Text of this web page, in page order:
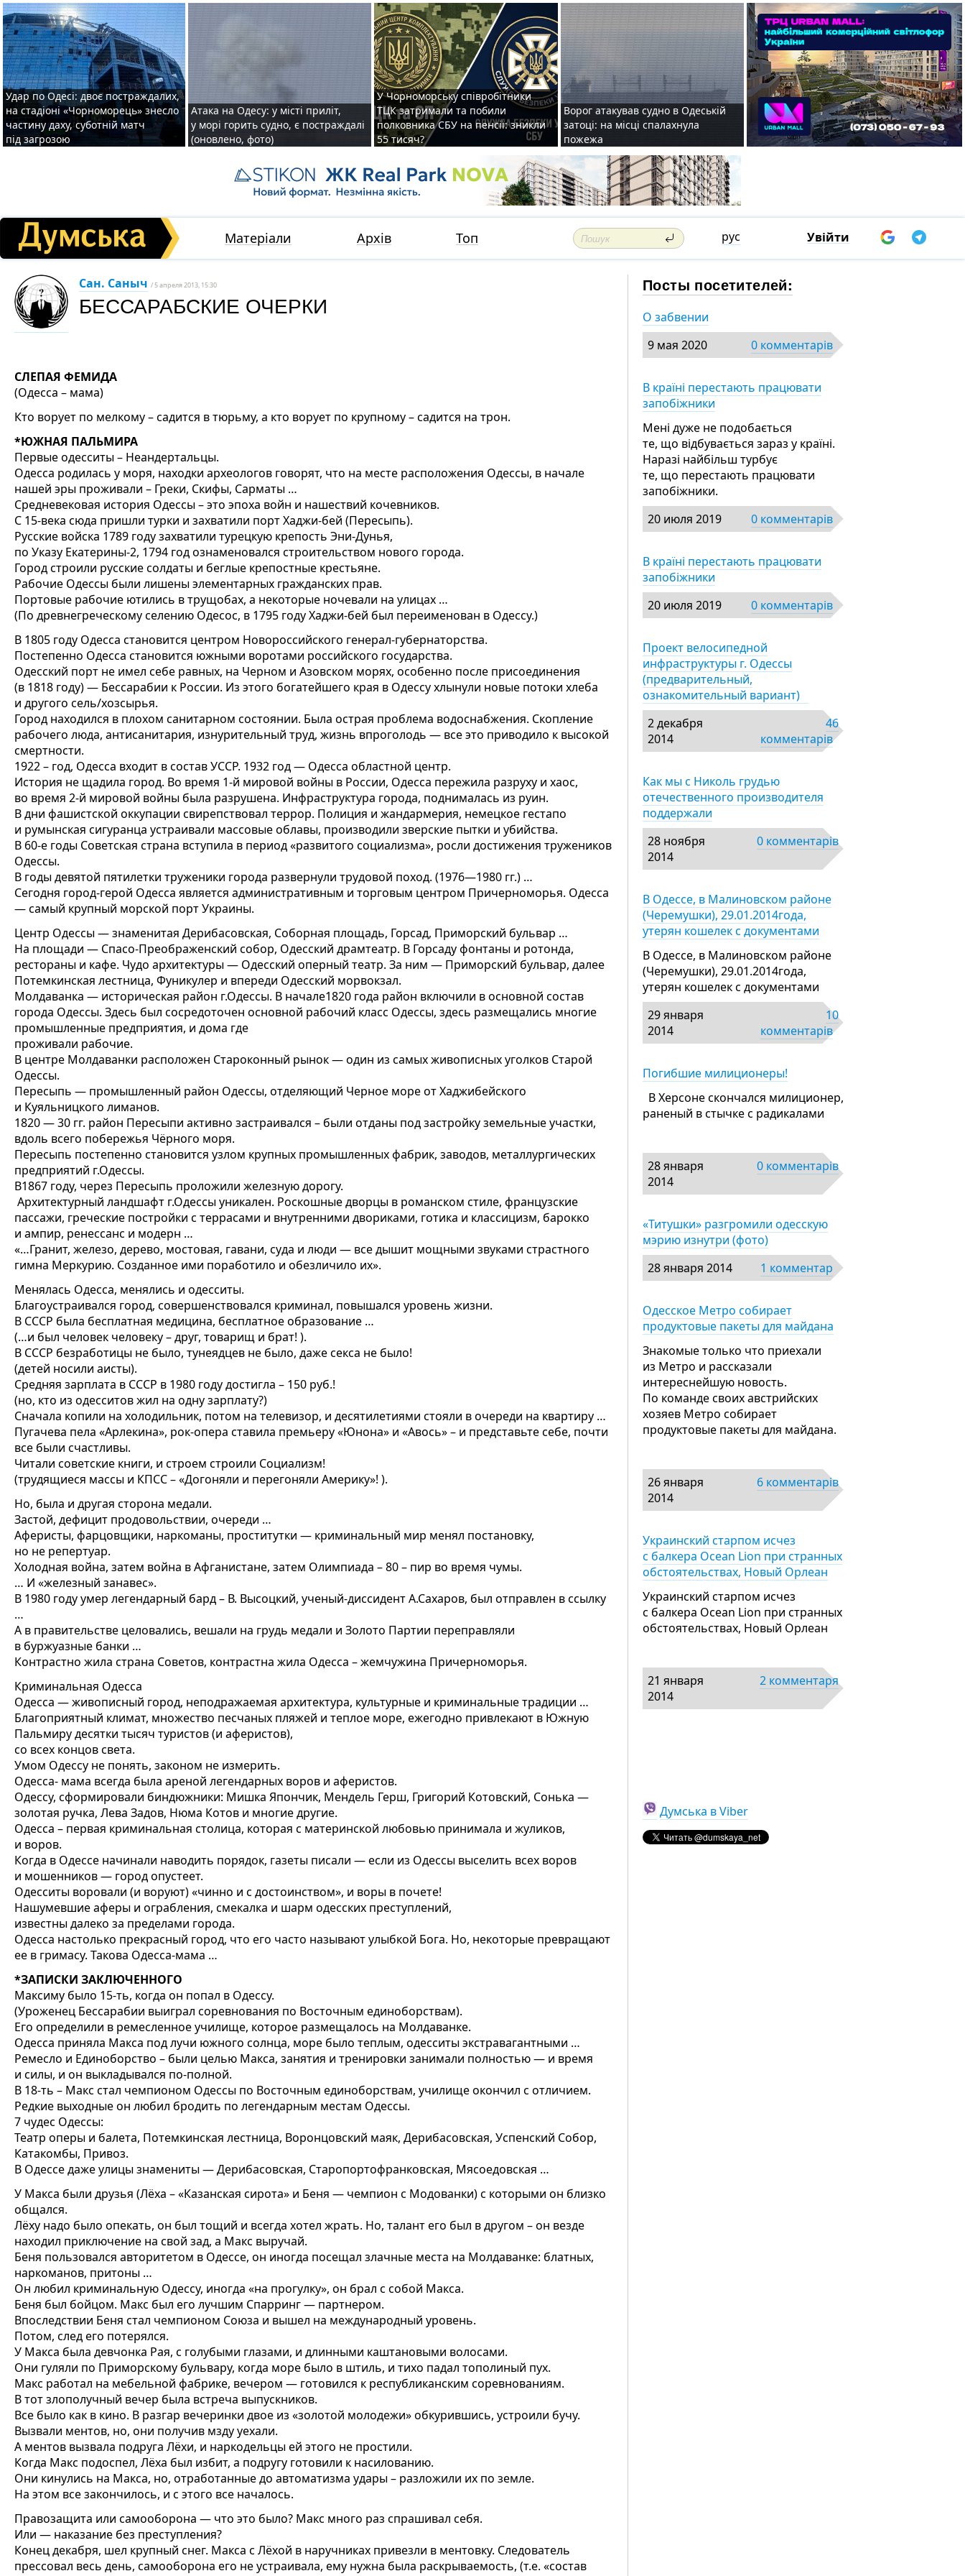
Удар по Одесі: двоє постраждалих,
на стадіоні «Чорноморець» знесло
частину даху, суботній матч
під загрозою
Атака на Одесу: у місті приліт,
у морі горить судно, є постраждалі
(оновлено, фото)
У Чорноморську співробітники
ТЦК затримали та побили
полковника СБУ на пенсії: зникли
55 тисяч?
Ворог атакував судно в Одеській
затоці: на місці спалахнула
пожежа
Матеріали Архів Топ рус Увійти
Сан. Саныч / 5 апреля 2013, 15:30
БЕССАРАБСКИЕ ОЧЕРКИ
СЛЕПАЯ ФЕМИДА
(Одесса – мама)
Кто ворует по мелкому – садится в тюрьму, а кто ворует по крупному – садится на трон.
*ЮЖНАЯ ПАЛЬМИРА
Первые одесситы – Неандертальцы.
Одесса родилась у моря, находки археологов говорят, что на месте расположения Одессы, в начале
нашей эры проживали – Греки, Скифы, Сарматы …
Средневековая история Одессы – это эпоха войн и нашествий кочевников.
С 15-века сюда пришли турки и захватили порт Хаджи-бей (Пересыпь).
Русские войска 1789 году захватили турецкую крепость Эни-Дунья,
по Указу Екатерины-2, 1794 год ознаменовался строительством нового города.
Город строили русские солдаты и беглые крепостные крестьяне.
Рабочие Одессы были лишены элементарных гражданских прав.
Портовые рабочие ютились в трущобах, а некоторые ночевали на улицах …
(По древнегреческому селению Одесос, в 1795 году Хаджи-бей был переименован в Одессу.)
В 1805 году Одесса становится центром Новороссийского генерал-губернаторства.
Постепенно Одесса становится южными воротами российского государства.
Одесский порт не имел себе равных, на Черном и Азовском морях, особенно после присоединения
(в 1818 году) — Бессарабии к России. Из этого богатейшего края в Одессу хлынули новые потоки хлеба
и другого сель/хозсырья.
Город находился в плохом санитарном состоянии. Была острая проблема водоснабжения. Скопление
рабочего люда, антисанитария, изнурительный труд, жизнь впроголодь — все это приводило к высокой
смертности.
1922 – год, Одесса входит в состав УССР. 1932 год — Одесса областной центр.
История не щадила город. Во время 1-й мировой войны в России, Одесса пережила разруху и хаос,
во время 2-й мировой войны была разрушена. Инфраструктура города, поднималась из руин.
В дни фашистской оккупации свирепствовал террор. Полиция и жандармерия, немецкое гестапо
и румынская сигуранца устраивали массовые облавы, производили зверские пытки и убийства.
В 60-е годы Советская страна вступила в период «развитого социализма», росли достижения тружеников
Одессы.
В годы девятой пятилетки труженики города развернули трудовой поход. (1976—1980 гг.) …
Сегодня город-герой Одесса является административным и торговым центром Причерноморья. Одесса
— самый крупный морской порт Украины.
Центр Одессы — знаменитая Дерибасовская, Соборная площадь, Горсад, Приморский бульвар …
На площади — Спасо-Преображенский собор, Одесский драмтеатр. В Горсаду фонтаны и ротонда,
рестораны и кафе. Чудо архитектуры — Одесский оперный театр. За ним — Приморский бульвар, далее
Потемкинская лестница, Фуникулер и впереди Одесский морвокзал.
Молдаванка — историческая район г.Одессы. В начале1820 года район включили в основной состав
города Одессы. Здесь был сосредоточен основной рабочий класс Одессы, здесь размещались многие
промышленные предприятия, и дома где
проживали рабочие.
В центре Молдаванки расположен Староконный рынок — один из самых живописных уголков Старой
Одессы.
Пересыпь — промышленный район Одессы, отделяющий Черное море от Хаджибейского
и Куяльницкого лиманов.
1820 — 30 гг. район Пересыпи активно застраивался – были отданы под застройку земельные участки,
вдоль всего побережья Чёрного моря.
Пересыпь постепенно становится узлом крупных промышленных фабрик, заводов, металлургических
предприятий г.Одессы.
В1867 году, через Пересыпь проложили железную дорогу.
Архитектурный ландшафт г.Одессы уникален. Роскошные дворцы в романском стиле, французские
пассажи, греческие постройки с террасами и внутренними двориками, готика и классицизм, барокко
и ампир, ренессанс и модерн …
«…Гранит, железо, дерево, мостовая, гавани, суда и люди — все дышит мощными звуками страстного
гимна Меркурию. Созданное ими поработило и обезличило их».
Менялась Одесса, менялись и одесситы.
Благоустраивался город, совершенствовался криминал, повышался уровень жизни.
В СССР была бесплатная медицина, бесплатное образование …
(…и был человек человеку – друг, товарищ и брат! ).
В СССР безработицы не было, тунеядцев не было, даже секса не было!
(детей носили аисты).
Средняя зарплата в СССР в 1980 году достигла – 150 руб.!
(но, кто из одесситов жил на одну зарплату?)
Сначала копили на холодильник, потом на телевизор, и десятилетиями стояли в очереди на квартиру …
Пугачева пела «Арлекина», рок-опера ставила премьеру «Юнона» и «Авось» – и представьте себе, почти
все были счастливы.
Читали советские книги, и строем строили Социализм!
(трудящиеся массы и КПСС – «Догоняли и перегоняли Америку»! ).
Но, была и другая сторона медали.
Застой, дефицит продовольствии, очереди …
Аферисты, фарцовщики, наркоманы, проститутки — криминальный мир менял постановку,
но не репертуар.
Холодная война, затем война в Афганистане, затем Олимпиада – 80 – пир во время чумы.
… И «железный занавес».
В 1980 году умер легендарный бард – В. Высоцкий, ученый-диссидент А.Сахаров, был отправлен в ссылку
…
А в правительстве целовались, вешали на грудь медали и Золото Партии переправляли
в буржуазные банки …
Контрастно жила страна Советов, контрастна жила Одесса – жемчужина Причерноморья.
Криминальная Одесса
Одесса — живописный город, неподражаемая архитектура, культурные и криминальные традиции …
Благоприятный климат, множество песчаных пляжей и теплое море, ежегодно привлекают в Южную
Пальмиру десятки тысяч туристов (и аферистов),
со всех концов света.
Умом Одессу не понять, законом не измерить.
Одесса- мама всегда была ареной легендарных воров и аферистов.
Одессу, сформировали биндюжники: Мишка Япончик, Мендель Герш, Григорий Котовский, Сонька —
золотая ручка, Лева Задов, Нюма Котов и многие другие.
Одесса – первая криминальная столица, которая с материнской любовью принимала и жуликов,
и воров.
Когда в Одессе начинали наводить порядок, газеты писали — если из Одессы выселить всех воров
и мошенников — город опустеет.
Одесситы воровали (и воруют) «чинно и с достоинством», и воры в почете!
Нашумевшие аферы и ограбления, смекалка и шарм одесских преступлений,
известны далеко за пределами города.
Одесса настолько прекрасный город, что его часто называют улыбкой Бога. Но, некоторые превращают
ее в гримасу. Такова Одесса-мама …
*ЗАПИСКИ ЗАКЛЮЧЕННОГО
Максиму было 15-ть, когда он попал в Одессу.
(Уроженец Бессарабии выиграл соревнования по Восточным единоборствам).
Его определили в ремесленное училище, которое размещалось на Молдаванке.
Одесса приняла Макса под лучи южного солнца, море было теплым, одесситы экстравагантными …
Ремесло и Единоборство – были целью Макса, занятия и тренировки занимали полностью — и время
и силы, и он выкладывался по-полной.
В 18-ть – Макс стал чемпионом Одессы по Восточным единоборствам, училище окончил с отличием.
Редкие выходные он любил бродить по легендарным местам Одессы.
7 чудес Одессы:
Театр оперы и балета, Потемкинская лестница, Воронцовский маяк, Дерибасовская, Успенский Собор,
Катакомбы, Привоз.
В Одессе даже улицы знамениты — Дерибасовская, Старопортофранковская, Мясоедовская …
У Макса были друзья (Лёха – «Казанская сирота» и Беня — чемпион с Модованки) с которыми он близко
общался.
Лёху надо было опекать, он был тощий и всегда хотел жрать. Но, талант его был в другом – он везде
находил приключение на свой зад, а Макс выручай.
Беня пользовался авторитетом в Одессе, он иногда посещал злачные места на Молдаванке: блатных,
наркоманов, притоны …
Он любил криминальную Одессу, иногда «на прогулку», он брал с собой Макса.
Беня был бойцом. Макс был его лучшим Спарринг — партнером.
Впоследствии Беня стал чемпионом Союза и вышел на международный уровень.
Потом, след его потерялся.
У Макса была девчонка Рая, с голубыми глазами, и длинными каштановыми волосами.
Они гуляли по Приморскому бульвару, когда море было в штиль, и тихо падал тополиный пух.
Макс работал на мебельной фабрике, вечером — готовился к республиканским соревнованиям.
В тот злополучный вечер была встреча выпускников.
Все было как в кино. В разгар вечеринки двое из «золотой молодежи» обкурившись, устроили бучу.
Вызвали ментов, но, они получив мзду уехали.
А ментов вызвала подруга Лёхи, и наркодельцы ей этого не простили.
Когда Макс подоспел, Лёха был избит, а подругу готовили к насилованию.
Они кинулись на Макса, но, отработанные до автоматизма удары – разложили их по земле.
На этом все закончилось, и с этого все началось.
Правозащита или самооборона — что это было? Макс много раз спрашивал себя.
Или — наказание без преступления?
Конец декабря, шел крупный снег. Макса с Лёхой в наручниках привезли в ментовку. Следователь
прессовал весь день, самооборона его не устраивала, ему нужна была раскрываемость, (т.е. «состав
Посты посетителей:
О забвении
9 мая 2020
0 комментарів
В країні перестають працювати
запобіжники
Мені дуже не подобається
те, що відбувається зараз у країні.
Наразі найбільш турбує
те, що перестають працювати
запобіжники.
20 июля 2019
0 комментарів
В країні перестають працювати
запобіжники
20 июля 2019
0 комментарів
Проект велосипедной
инфраструктуры г. Одессы
(предварительный,
ознакомительный вариант)
2 декабря
2014
46
комментарів
Как мы с Николь грудью
отечественного производителя
поддержали
28 ноября
2014
0 комментарів
В Одессе, в Малиновском районе
(Черемушки), 29.01.2014года,
утерян кошелек с документами
В Одессе, в Малиновском районе
(Черемушки), 29.01.2014года,
утерян кошелек с документами
29 января
2014
10
комментарів
Погибшие милиционеры!
В Херсоне скончался милиционер,
раненый в стычке с радикалами
28 января
2014
0 комментарів
«Титушки» разгромили одесскую
мэрию изнутри (фото)
28 января 2014
1 комментар
Одесское Метро собирает
продуктовые пакеты для майдана
Знакомые только что приехали
из Метро и рассказали
интереснейшую новость.
По команде своих австрийских
хозяев Метро собирает
продуктовые пакеты для майдана.
26 января
2014
6 комментарів
Украинский старпом исчез
с балкера Ocean Lion при странных
обстоятельствах, Новый Орлеан
Украинский старпом исчез
с балкера Ocean Lion при странных
обстоятельствах, Новый Орлеан
21 января
2014
2 комментаря
Думська в Viber